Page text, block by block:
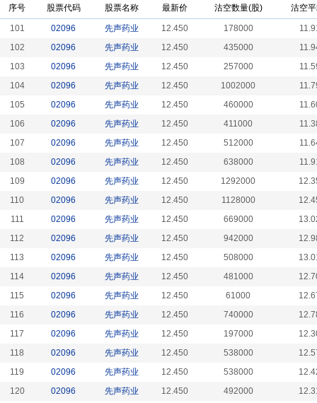
序号 股票代码 股票名称 最新价 沽空数量(股) 沽空
101 02096 先声药业 12.450 178000
102
02096 先声药业 12.450 435000
103
02096 先声药业 12.450 257000
104
02096 先声药业 12.450 1002000
105
02096 先声药业 12.450 460000
106
02096 先声药业 12.450 411000
107
02096 先声药业 12.450 512000
108
02096 先声药业 12.450 638000
109
02096 先声药业 12.450 1292000
110
02096 先声药业 12.450 1128000
111
02096 先声药业 12.450 669000
112
02096 先声药业 12.450 942000
113
02096 先声药业 12.450 508000
114
02096 先声药业 12.450 481000
115
02096 先声药业 12.450 61000
116
02096 先声药业 12.450 740000
117
02096 先声药业 12.450 197000
118
02096 先声药业 12.450 538000
119
02096 先声药业 12.450 538000
120
02096 先声药业 12.450 492000